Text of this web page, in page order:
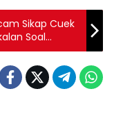
Sikap Cuek
Soal